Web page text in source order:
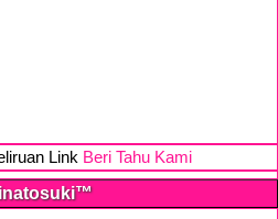
Link Beri Tahu Kami